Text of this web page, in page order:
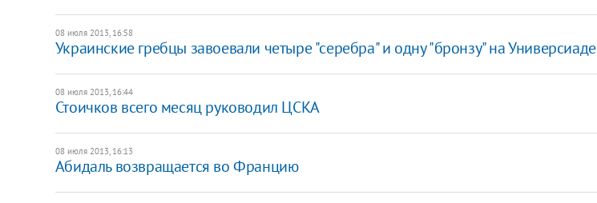
08 июля 2013, 16:58
Украинские гребцы завоевали четыре "серебра" и одну "бронзу" на Универсиаде
08 июля 2013, 16:44
Стоичков всего месяц руководил ЦСКА
08 июля 2013, 16:13
Абидаль возвращается во Францию